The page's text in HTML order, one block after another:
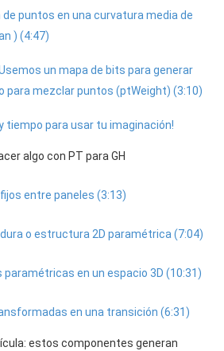
de puntos en una curvatura media de
) (4:47)
un mapa de bits para generar
para mezclar puntos (ptWeight) (3:10)
y tiempo para usar tu imaginación!
algo con PT para GH
entre paneles (3:13)
o estructura 2D paramétrica (7:04)
paramétricas en un espacio 3D (10:31)
en una transición (6:31)
estos componentes generan